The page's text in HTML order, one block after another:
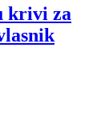
krivi za